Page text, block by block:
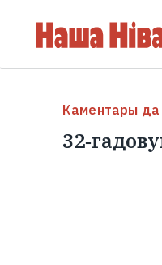
Каментары да